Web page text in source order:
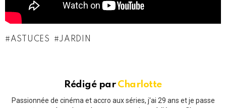
ASTUCES JARDIN
Rédigé par Charlotte
Passionnée de cinéma et accro aux séries, j'ai 29 ans et je passe